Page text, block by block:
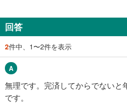
回答
2件中、1〜2件を表示
無理です。完済してからでないと
です。